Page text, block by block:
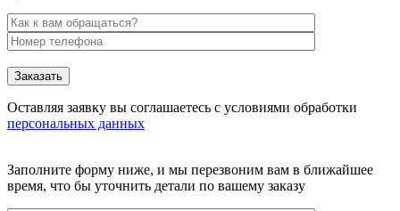
Заказать
Оставляя заявку вы соглашаетесь с условиями обработки
персональных данных
Заполните форму ниже, и мы перезвоним вам в ближайшее
время, что бы уточнить детали по вашему заказу